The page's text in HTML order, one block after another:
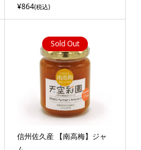
¥864(税込)
Sold Out
信州佐久産 【南高梅】ジャ